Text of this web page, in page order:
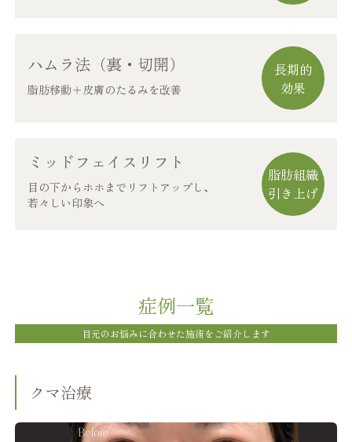
ハムラ法（裏・切開）
脂肪移動＋皮膚のたるみを改善
長期的
効果
ミッドフェイスリフト
目の下からホホまでリフトアップし、
若々しい印象へ
脂肪組織
引き上げ
症例一覧
目元のお悩みに合わせた施術をご紹介します
クマ治療